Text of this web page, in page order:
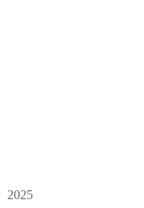
2025